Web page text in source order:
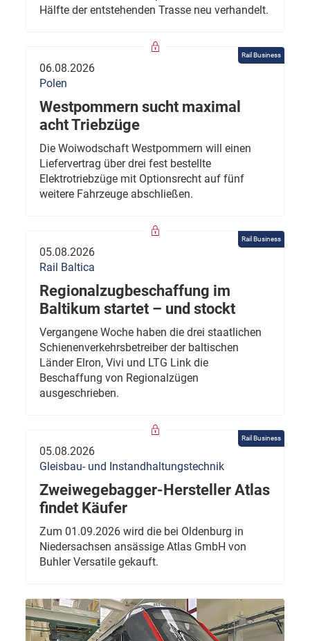
Hälfte der entstehenden Trasse neu verhandelt.
Rail Business
06.08.2026
Polen
Westpommern sucht maximal
acht Triebzüge
Die Woiwodschaft Westpommern will einen
Liefervertrag über drei fest bestellte
Elektrotriebzüge mit Optionsrecht auf fünf
weitere Fahrzeuge abschließen.
Rail Business
05.08.2026
Rail Baltica
Regionalzugbeschaffung im
Baltikum startet – und stockt
Vergangene Woche haben die drei staatlichen
Schienenverkehrsbetreiber der baltischen
Länder Elron, Vivi und LTG Link die
Beschaffung von Regionalzügen
ausgeschrieben.
Rail Business
05.08.2026
Gleisbau- und Instandhaltungstechnik
Zweiwegebagger-Hersteller Atlas
findet Käufer
Zum 01.09.2026 wird die bei Oldenburg in
Niedersachsen ansässige Atlas GmbH von
Buhler Versatile gekauft.